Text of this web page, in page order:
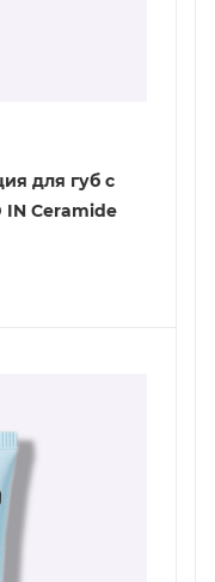
для губ с
IN Ceramide